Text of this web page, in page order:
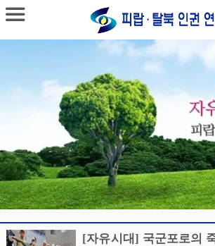
[자유시대] 국군포로의